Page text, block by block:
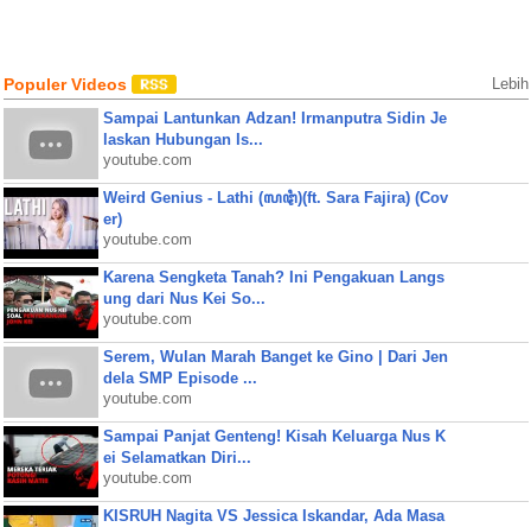
Populer Videos Lebih
Sampai Lantunkan Adzan! Irmanputra Sidin Je
laskan Hubungan Is...
youtube.com
Weird Genius - Lathi (ꦭꦛꦶ)(ft. Sara Fajira) (Cov
er)
youtube.com
Karena Sengketa Tanah? Ini Pengakuan Langs
ung dari Nus Kei So...
youtube.com
Serem, Wulan Marah Banget ke Gino | Dari Jen
dela SMP Episode ...
youtube.com
Sampai Panjat Genteng! Kisah Keluarga Nus K
ei Selamatkan Diri...
youtube.com
KISRUH Nagita VS Jessica Iskandar, Ada Masa